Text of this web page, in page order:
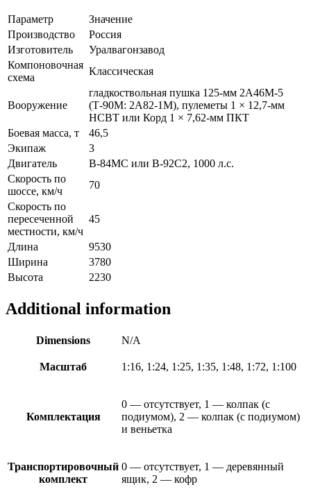
Параметр
Значение
Производство
Россия
Изготовитель
Уралвагонзавод
Компоновочная
схема
Классическая
Вооружение
гладкоствольная пушка 125-мм 2А46М-5
(Т-90М: 2А82-1М), пулеметы 1 × 12,7-мм
НСВТ или Корд 1 × 7,62-мм ПКТ
Боевая масса, т
46,5
Экипаж
3
Двигатель
В-84МС или В-92С2, 1000 л.с.
Скорость по
шоссе, км/ч
70
Скорость по
пересеченной
местности, км/ч
45
Длина
9530
Ширина
3780
Высота
2230
Additional information
Dimensions N/A
Масштаб 1:16, 1:24, 1:25, 1:35, 1:48, 1:72, 1:100
Комплектация
0 — отсутствует, 1 — колпак (с
подиумом), 2 — колпак (с подиумом)
и веньетка
Транспортировочный
комплект
0 — отсутствует, 1 — деревянный
ящик, 2 — кофр